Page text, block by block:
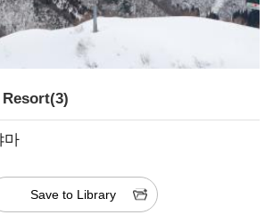
마
Save to Library